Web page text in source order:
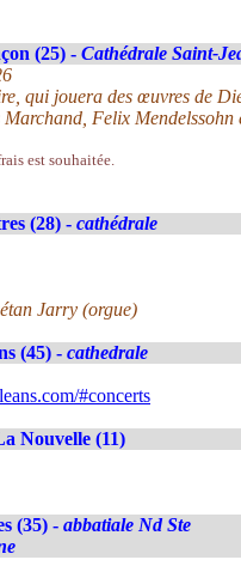
(25) - Cathédrale Saint-
qui jouera des œuvres de
Felix Mendelssohn
est souhaitée.
(28) - cathédrale
Jarry (orgue)
(45) - cathedrale
#concerts
Nouvelle (11)
(35) - abbatiale Nd Ste